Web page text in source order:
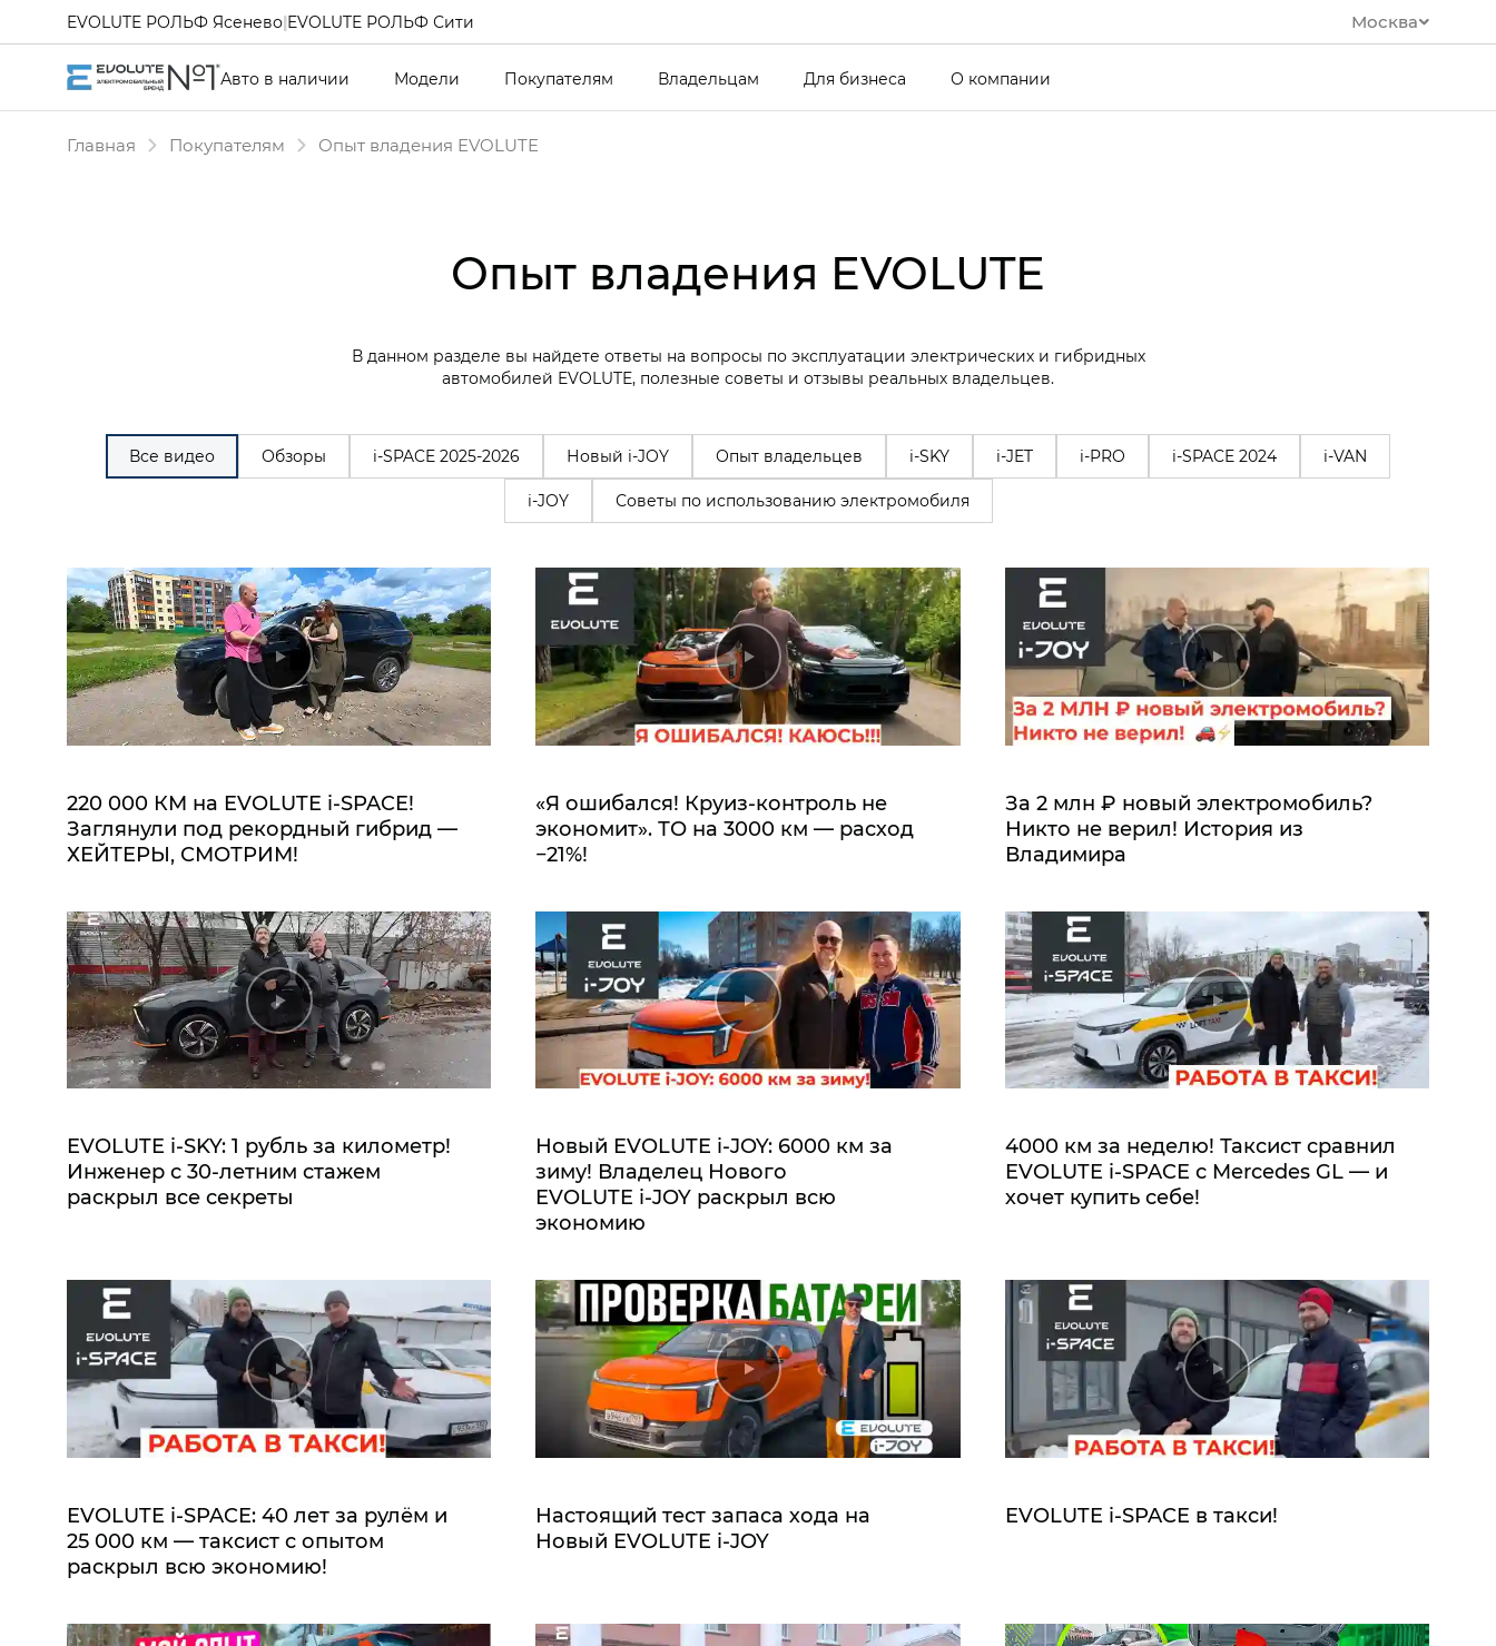
Москва
EVOLUTE РОЛЬФ Ясенево|EVOLUTE РОЛЬФ Сити
Авто в наличии Модели Покупателям Владельцам Для бизнеса О компании
Главная Покупателям Опыт владения EVOLUTE
Опыт владения EVOLUTE
В данном разделе вы найдете ответы на вопросы по эксплуатации электрических и гибридных
автомобилей EVOLUTE, полезные советы и отзывы реальных владельцев.
Все видео Обзоры i‑SPACE 2025-2026 Новый i-JOY Опыт владельцев i-SKY i-JET i-PRO i-SPACE 2024 i-VAN
i-JOY Советы по использованию электромобиля
220 000 КМ на EVOLUTE i‑SPACE!
Заглянули под рекордный гибрид —
ХЕЙТЕРЫ, СМОТРИМ!
«Я ошибался! Круиз-контроль не
экономит». ТО на 3000 км — расход
−21%!
За 2 млн ₽ новый электромобиль?
Никто не верил! История из
Владимира
EVOLUTE i‑SKY: 1 рубль за километр!
Инженер с 30-летним стажем
раскрыл все секреты
Новый EVOLUTE i‑JOY: 6000 км за
зиму! Владелец Нового
EVOLUTE i‑JOY раскрыл всю
экономию
4000 км за неделю! Таксист сравнил
EVOLUTE i‑SPACE с Mercedes GL — и
хочет купить себе!
EVOLUTE i‑SPACE: 40 лет за рулём и
25 000 км — таксист с опытом
раскрыл всю экономию!
Настоящий тест запаса хода на
Новый EVOLUTE i‑JOY
EVOLUTE i‑SPACE в такси!